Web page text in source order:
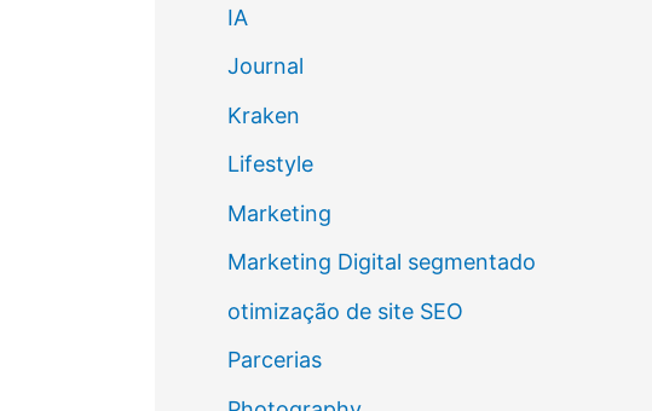
IA
Journal
Kraken
Lifestyle
Marketing
Marketing Digital segmentado
otimização de site SEO
Parcerias